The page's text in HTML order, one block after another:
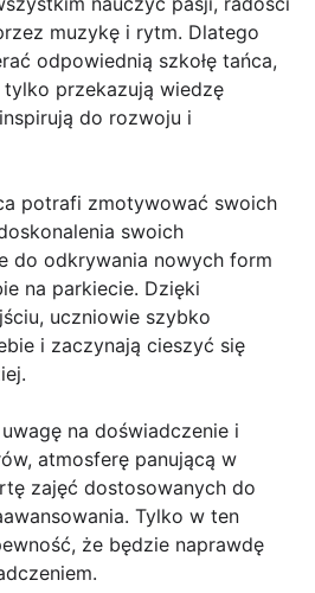
muzykę i rytm. Dlatego
odpowiednią szkołę tańca,
przekazują wiedzę
do rozwoju i
potrafi zmotywować swoich
swoich
do odkrywania nowych form
na parkiecie. Dzięki
uczniowie szybko
i zaczynają cieszyć się
na doświadczenie i
atmosferę panującą w
zajęć dostosowanych do
Tylko w ten
że będzie naprawdę